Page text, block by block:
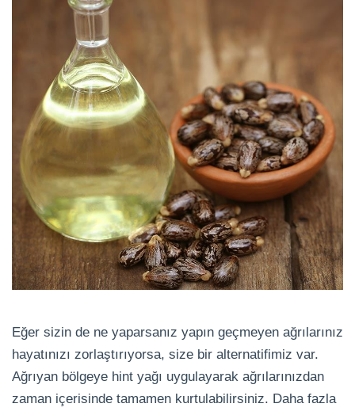
Eğer sizin de ne yaparsanız yapın geçmeyen ağrılarınız
hayatınızı zorlaştırıyorsa, size bir alternatifimiz var.
Ağrıyan bölgeye hint yağı uygulayarak ağrılarınızdan
zaman içerisinde tamamen kurtulabilirsiniz. Daha fazla